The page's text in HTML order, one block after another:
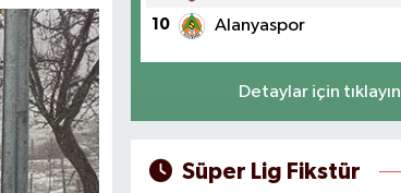
10 Alanyaspor
Detaylar için tıklayın
Süper Lig Fikstür